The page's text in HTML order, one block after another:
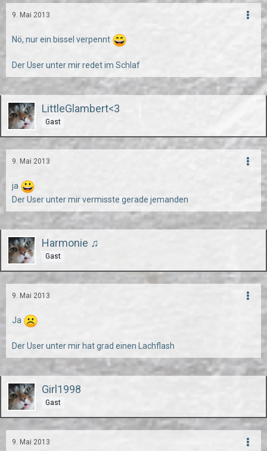
9. Mai 2013
Nö, nur ein bissel verpennt
Der User unter mir redet im Schlaf
LittleGlambert<3
Gast
9. Mai 2013
ja
Der User unter mir vermisste gerade jemanden
Harmonie ♫
Gast
9. Mai 2013
Ja
Der User unter mir hat grad einen Lachflash
Girl1998
Gast
9. Mai 2013